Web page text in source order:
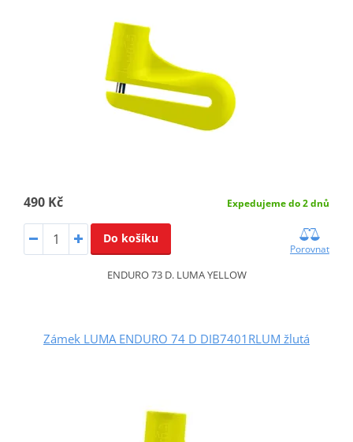
490 Kč Expedujeme do 2 dnů
Do košíku
Porovnat
ENDURO 73 D. LUMA YELLOW
Zámek LUMA ENDURO 74 D DIB7401RLUM žlutá